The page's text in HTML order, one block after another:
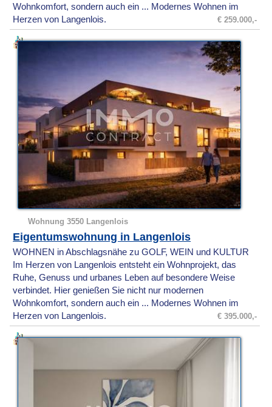
Wohnkomfort, sondern auch ein ... Modernes Wohnen im
Herzen von Langenlois.
€ 259.000,-
Wohnung 3550 Langenlois
Eigentumswohnung in Langenlois
WOHNEN in Abschlagsnähe zu GOLF, WEIN und KULTUR
Im Herzen von Langenlois entsteht ein Wohnprojekt, das
Ruhe, Genuss und urbanes Leben auf besondere Weise
verbindet. Hier genießen Sie nicht nur modernen
Wohnkomfort, sondern auch ein ... Modernes Wohnen im
Herzen von Langenlois.
€ 395.000,-